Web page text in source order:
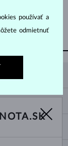
používať a
odmietnuť